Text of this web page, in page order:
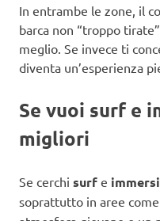
In entrambe le zone, il
barca non “troppo
meglio. Se invece ti
diventa un’esperienza
Se vuoi surf e
migliori
Se cerchi surf e
soprattutto in aree come